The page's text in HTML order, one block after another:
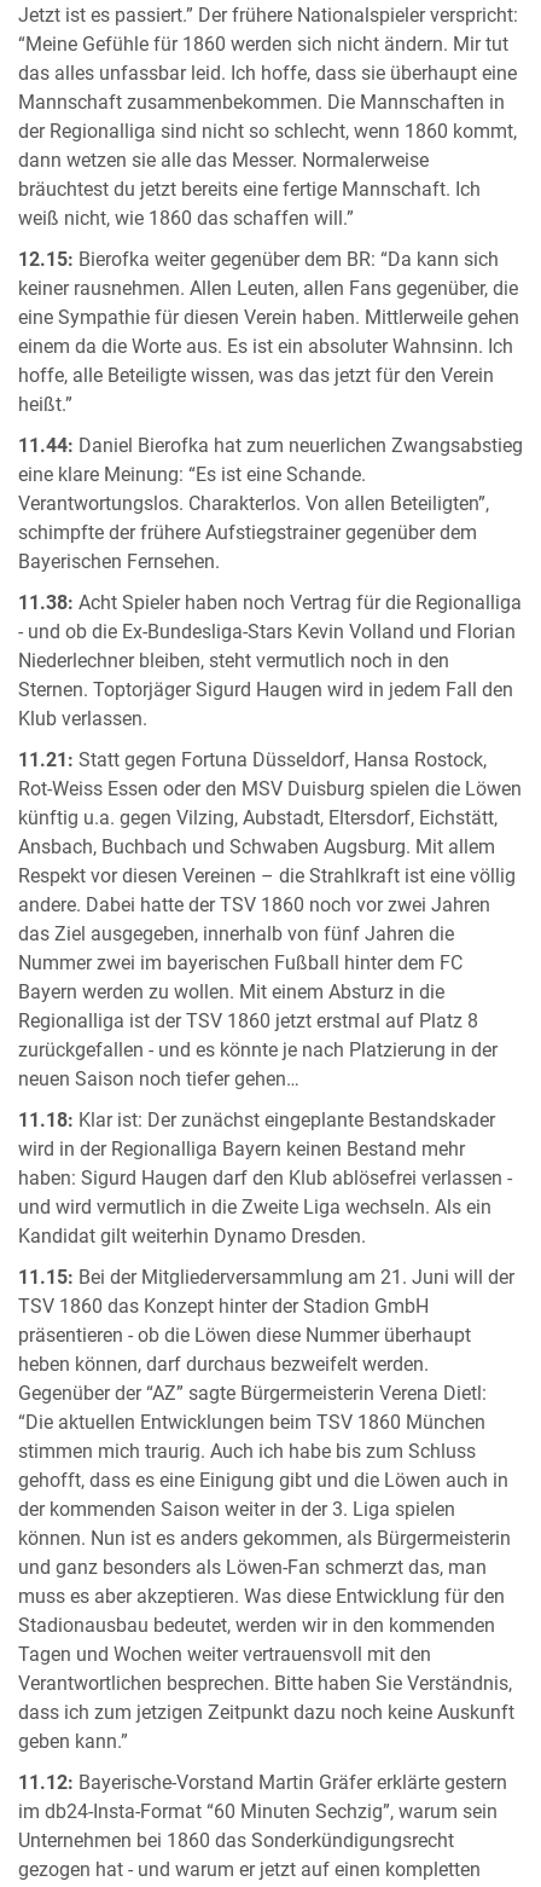
Jetzt ist es passiert.” Der frühere Nationalspieler verspricht:
“Meine Gefühle für 1860 werden sich nicht ändern. Mir tut
das alles unfassbar leid. Ich hoffe, dass sie überhaupt eine
Mannschaft zusammenbekommen. Die Mannschaften in
der Regionalliga sind nicht so schlecht, wenn 1860 kommt,
dann wetzen sie alle das Messer. Normalerweise
bräuchtest du jetzt bereits eine fertige Mannschaft. Ich
weiß nicht, wie 1860 das schaffen will.”
12.15: Bierofka weiter gegenüber dem BR: “Da kann sich
keiner rausnehmen. Allen Leuten, allen Fans gegenüber, die
eine Sympathie für diesen Verein haben. Mittlerweile gehen
einem da die Worte aus. Es ist ein absoluter Wahnsinn. Ich
hoffe, alle Beteiligte wissen, was das jetzt für den Verein
heißt.”
11.44: Daniel Bierofka hat zum neuerlichen Zwangsabstieg
eine klare Meinung: “Es ist eine Schande.
Verantwortungslos. Charakterlos. Von allen Beteiligten”,
schimpfte der frühere Aufstiegstrainer gegenüber dem
Bayerischen Fernsehen.
11.38: Acht Spieler haben noch Vertrag für die Regionalliga
- und ob die Ex-Bundesliga-Stars Kevin Volland und Florian
Niederlechner bleiben, steht vermutlich noch in den
Sternen. Toptorjäger Sigurd Haugen wird in jedem Fall den
Klub verlassen.
11.21: Statt gegen Fortuna Düsseldorf, Hansa Rostock,
Rot-Weiss Essen oder den MSV Duisburg spielen die Löwen
künftig u.a. gegen Vilzing, Aubstadt, Eltersdorf, Eichstätt,
Ansbach, Buchbach und Schwaben Augsburg. Mit allem
Respekt vor diesen Vereinen – die Strahlkraft ist eine völlig
andere. Dabei hatte der TSV 1860 noch vor zwei Jahren
das Ziel ausgegeben, innerhalb von fünf Jahren die
Nummer zwei im bayerischen Fußball hinter dem FC
Bayern werden zu wollen. Mit einem Absturz in die
Regionalliga ist der TSV 1860 jetzt erstmal auf Platz 8
zurückgefallen - und es könnte je nach Platzierung in der
neuen Saison noch tiefer gehen…
11.18: Klar ist: Der zunächst eingeplante Bestandskader
wird in der Regionalliga Bayern keinen Bestand mehr
haben: Sigurd Haugen darf den Klub ablösefrei verlassen -
und wird vermutlich in die Zweite Liga wechseln. Als ein
Kandidat gilt weiterhin Dynamo Dresden.
11.15: Bei der Mitgliederversammlung am 21. Juni will der
TSV 1860 das Konzept hinter der Stadion GmbH
präsentieren - ob die Löwen diese Nummer überhaupt
heben können, darf durchaus bezweifelt werden.
Gegenüber der “AZ” sagte Bürgermeisterin Verena Dietl:
“Die aktuellen Entwicklungen beim TSV 1860 München
stimmen mich traurig. Auch ich habe bis zum Schluss
gehofft, dass es eine Einigung gibt und die Löwen auch in
der kommenden Saison weiter in der 3. Liga spielen
können. Nun ist es anders gekommen, als Bürgermeisterin
und ganz besonders als Löwen-Fan schmerzt das, man
muss es aber akzeptieren. Was diese Entwicklung für den
Stadionausbau bedeutet, werden wir in den kommenden
Tagen und Wochen weiter vertrauensvoll mit den
Verantwortlichen besprechen. Bitte haben Sie Verständnis,
dass ich zum jetzigen Zeitpunkt dazu noch keine Auskunft
geben kann.”
11.12: Bayerische-Vorstand Martin Gräfer erklärte gestern
im db24-Insta-Format “60 Minuten Sechzig”, warum sein
Unternehmen bei 1860 das Sonderkündigungsrecht
gezogen hat - und warum er jetzt auf einen kompletten